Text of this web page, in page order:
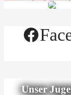
Unser